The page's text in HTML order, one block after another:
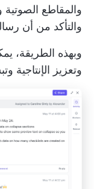
والمقاطع
والتأكد من أن
وبهذه الطريقة،
وتعزيز الإنتاجية